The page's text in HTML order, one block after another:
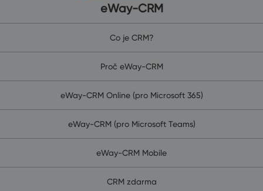
eWay-CRM
Co je CRM?
Proč eWay-CRM
eWay-CRM Online (pro Microsoft 365)
eWay-CRM (pro Microsoft Teams)
eWay-CRM Mobile
CRM zdarma